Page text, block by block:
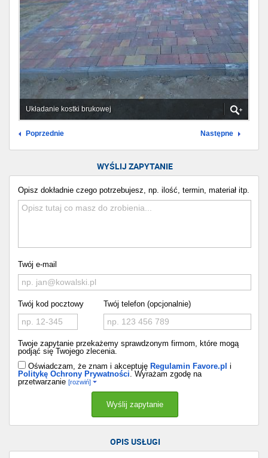
Układanie kostki brukowej
Poprzednie Następne
WYŚLIJ ZAPYTANIE
Opisz dokładnie czego potrzebujesz, np. ilość, termin, materiał itp.
Twój e-mail
Twój kod pocztowy Twój telefon (opcjonalnie)
Twoje zapytanie przekażemy sprawdzonym firmom, które mogą
podjąć się Twojego zlecenia.
Oświadczam, że znam i akceptuję Regulamin Favore.pl i
Politykę Ochrony Prywatności . Wyrażam zgodę na
przetwarzanie [rozwiń]
OPIS USŁUGI